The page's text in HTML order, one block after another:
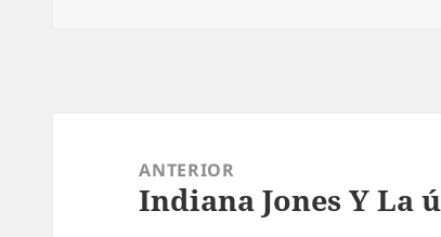
entradas
ANTERIOR
Entrada
Indiana Jones Y La